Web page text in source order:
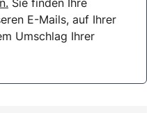
Sie finden Ihre
E-Mails, auf Ihrer
Umschlag Ihrer